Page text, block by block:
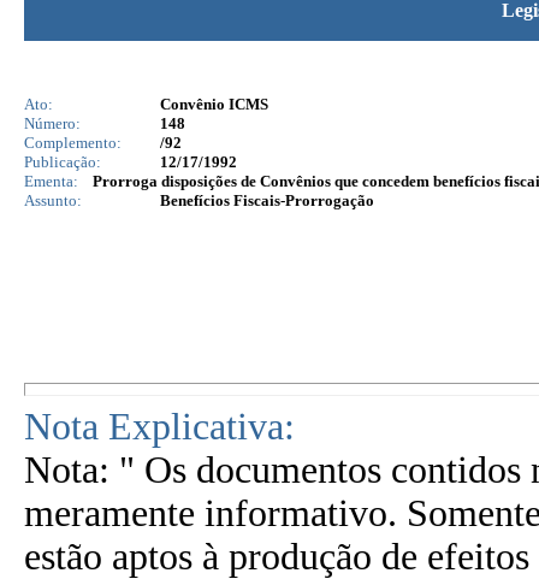
Ato:
Convênio ICMS
Número:
148
Complemento:
/92
Publicação:
12/17/1992
Ementa:
Prorroga disposições de Convênios que concedem benefícios
Assunto:
Benefícios Fiscais-Prorrogação
Nota Explicativa:
Nota: " Os documentos contidos
meramente informativo.
estão aptos à produção de